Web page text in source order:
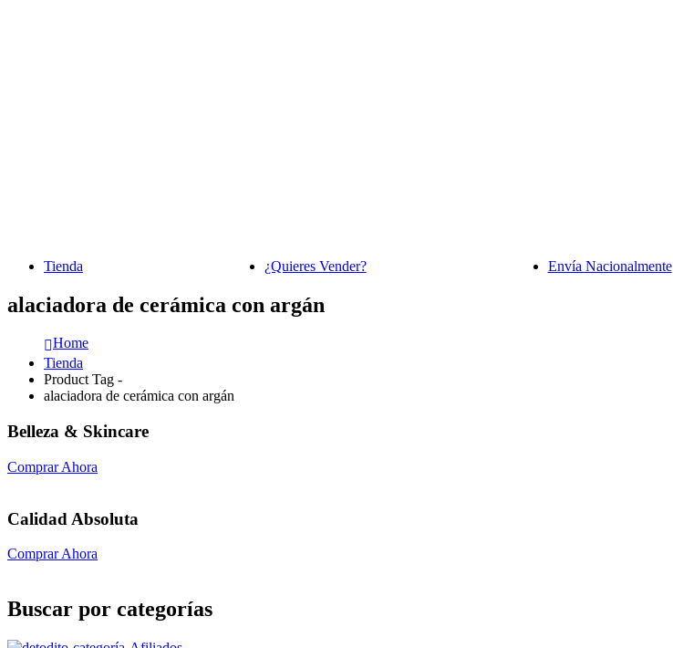
Tienda ¿Quieres Vender? Envía Nacionalmente
alaciadora de cerámica con argán
Home
Tienda
Product Tag -
alaciadora de cerámica con argán
Belleza & Skincare
Comprar Ahora
Calidad Absoluta
Comprar Ahora
Buscar por categorías